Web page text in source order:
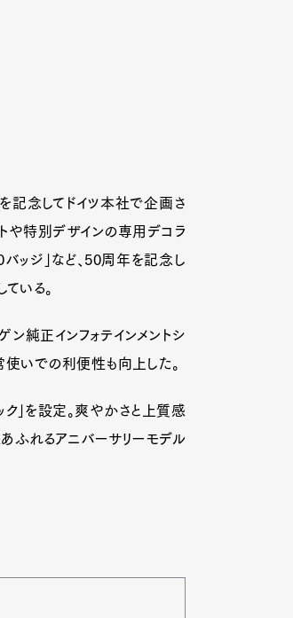
記念してドイツ本社で企画さ
や特別デザインの専用デコラ
バッジ」など、50周年を記念し
いる。
ン純正インフォテインメントシ
いでの利便性も向上した。
ク」を設定。爽やかさと上質感
ふれるアニバーサリーモデル